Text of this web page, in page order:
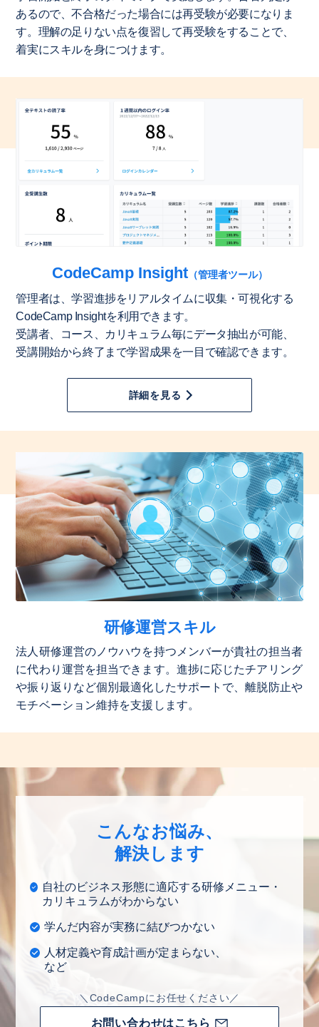
あるので、不合格だった場合には再受験が必要になりま
す。理解の足りない点を復習して再受験をすることで、
着実にスキルを身につけます。
CodeCamp Insight（管理者ツール）
管理者は、学習進捗をリアルタイムに収集・可視化する
CodeCamp Insightを利用できます。
受講者、コース、カリキュラム毎にデータ抽出が可能、
受講開始から終了まで学習成果を一目で確認できます。
詳細を見る
研修運営スキル
法人研修運営のノウハウを持つメンバーが貴社の担当者
に代わり運営を担当できます。進捗に応じたチアリング
や振り返りなど個別最適化したサポートで、離脱防止や
モチベーション維持を支援します。
こんなお悩み、
解決します
自社のビジネス形態に適応する研修メニュー・
カリキュラムがわからない
学んだ内容が実務に結びつかない
人材定義や育成計画が定まらない、
など
＼CodeCampにお任せください／
お問い合わせはこちら